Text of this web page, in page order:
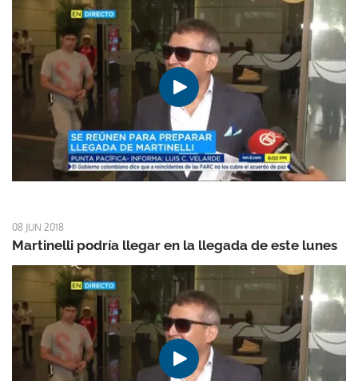
08 JUN 2018
Martinelli podría llegar en la llegada de este lunes